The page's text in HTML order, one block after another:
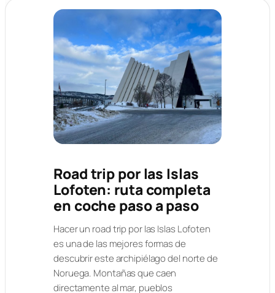
Road trip por las Islas
Lofoten: ruta completa
en coche paso a paso
Hacer un road trip por las Islas Lofoten
es una de las mejores formas de
descubrir este archipiélago del norte de
Noruega. Montañas que caen
directamente al mar, pueblos